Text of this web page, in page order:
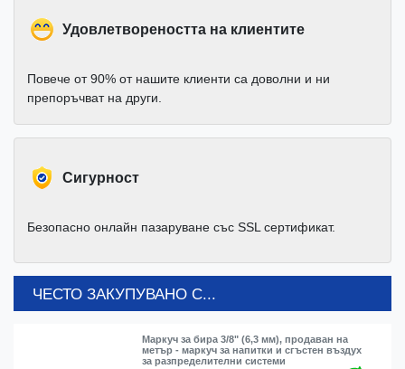
Удовлетвореността на клиентите
Повече от 90% от нашите клиенти са доволни и ни
препоръчват на други.
Cигурност
Безопасно онлайн пазаруване със SSL сертификат.
ЧЕСТО ЗАКУПУВАНО С...
Маркуч за бира 3/8" (6,3 мм), продаван на
метър - маркуч за напитки и сгъстен въздух
за разпределителни системи